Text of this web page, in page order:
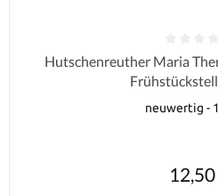
Durchschnittliche
Hutschenreuther Maria
neuwertig -